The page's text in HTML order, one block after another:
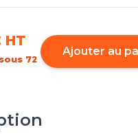
HT
72
Ajouter au